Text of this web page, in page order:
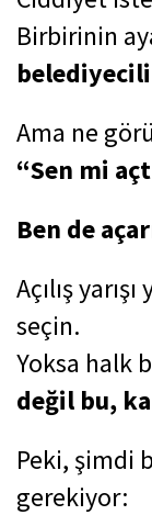
Birbirinin
Ama ne
“Sen mi
Ben de
Açılış
seçin.
Yoksa halk
değil bu,
Peki, şimdi
gerekiyor: